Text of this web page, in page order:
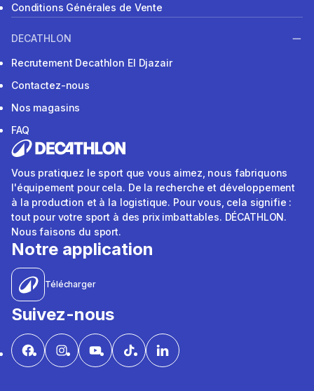
Conditions Générales de Vente
DECATHLON
Recrutement Decathlon El Djazair
Contactez-nous
Nos magasins
FAQ
Vous pratiquez le sport que vous aimez, nous fabriquons
l'équipement pour cela. De la recherche et développement
à la production et à la logistique. Pour vous, cela signifie :
tout pour votre sport à des prix imbattables. DÉCATHLON.
Nous faisons du sport.
Notre application
Télécharger
Suivez-nous